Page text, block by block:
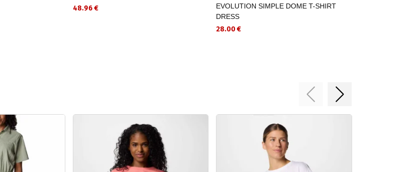
48.96 €
EVOLUTION SIMPLE DOME T-SHIRT
DRESS
28.00 €